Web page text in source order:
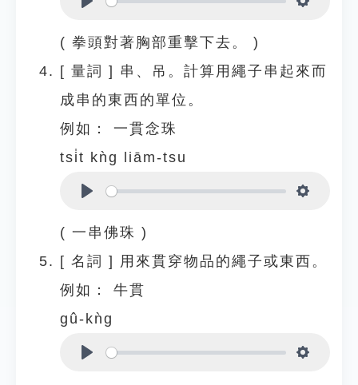
( 拳頭對著胸部重擊下去。 )
[ 量詞 ] 串、吊。計算用繩子串起來而
成串的東西的單位。
例如：
一貫念珠
tsi̍t kǹg liām-tsu
( 一串佛珠 )
[ 名詞 ] 用來貫穿物品的繩子或東西。
例如：
牛貫
gû-kǹg